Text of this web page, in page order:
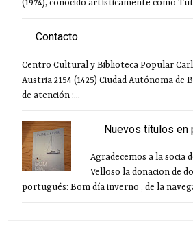
(1974), conocido artísticamente como
Contacto
Centro Cultural y Biblioteca Popular
Austria 2154 (1425) Ciudad Autónoma de
de atención :...
Nuevos títulos en
Agradecemos a la socia
Velloso la donacion de
portugués: Bom día inverno , de la